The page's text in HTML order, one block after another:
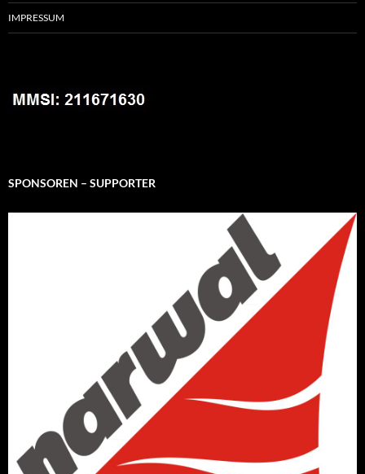
IMPRESSUM
SPONSOREN – SUPPORTER